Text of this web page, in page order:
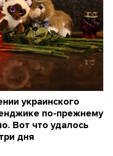
украинского
по-прежнему
Вот что удалось
дня